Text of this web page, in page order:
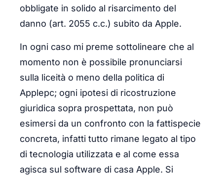
obbligate in solido al risarcimento del
danno (art. 2055 c.c.) subito da Apple.
In ogni caso mi preme sottolineare che al
momento non è possibile pronunciarsi
sulla liceità o meno della politica di
Applepc; ogni ipotesi di ricostruzione
giuridica sopra prospettata, non può
esimersi da un confronto con la fattispecie
concreta, infatti tutto rimane legato al tipo
di tecnologia utilizzata e al come essa
agisca sul software di casa Apple. Si